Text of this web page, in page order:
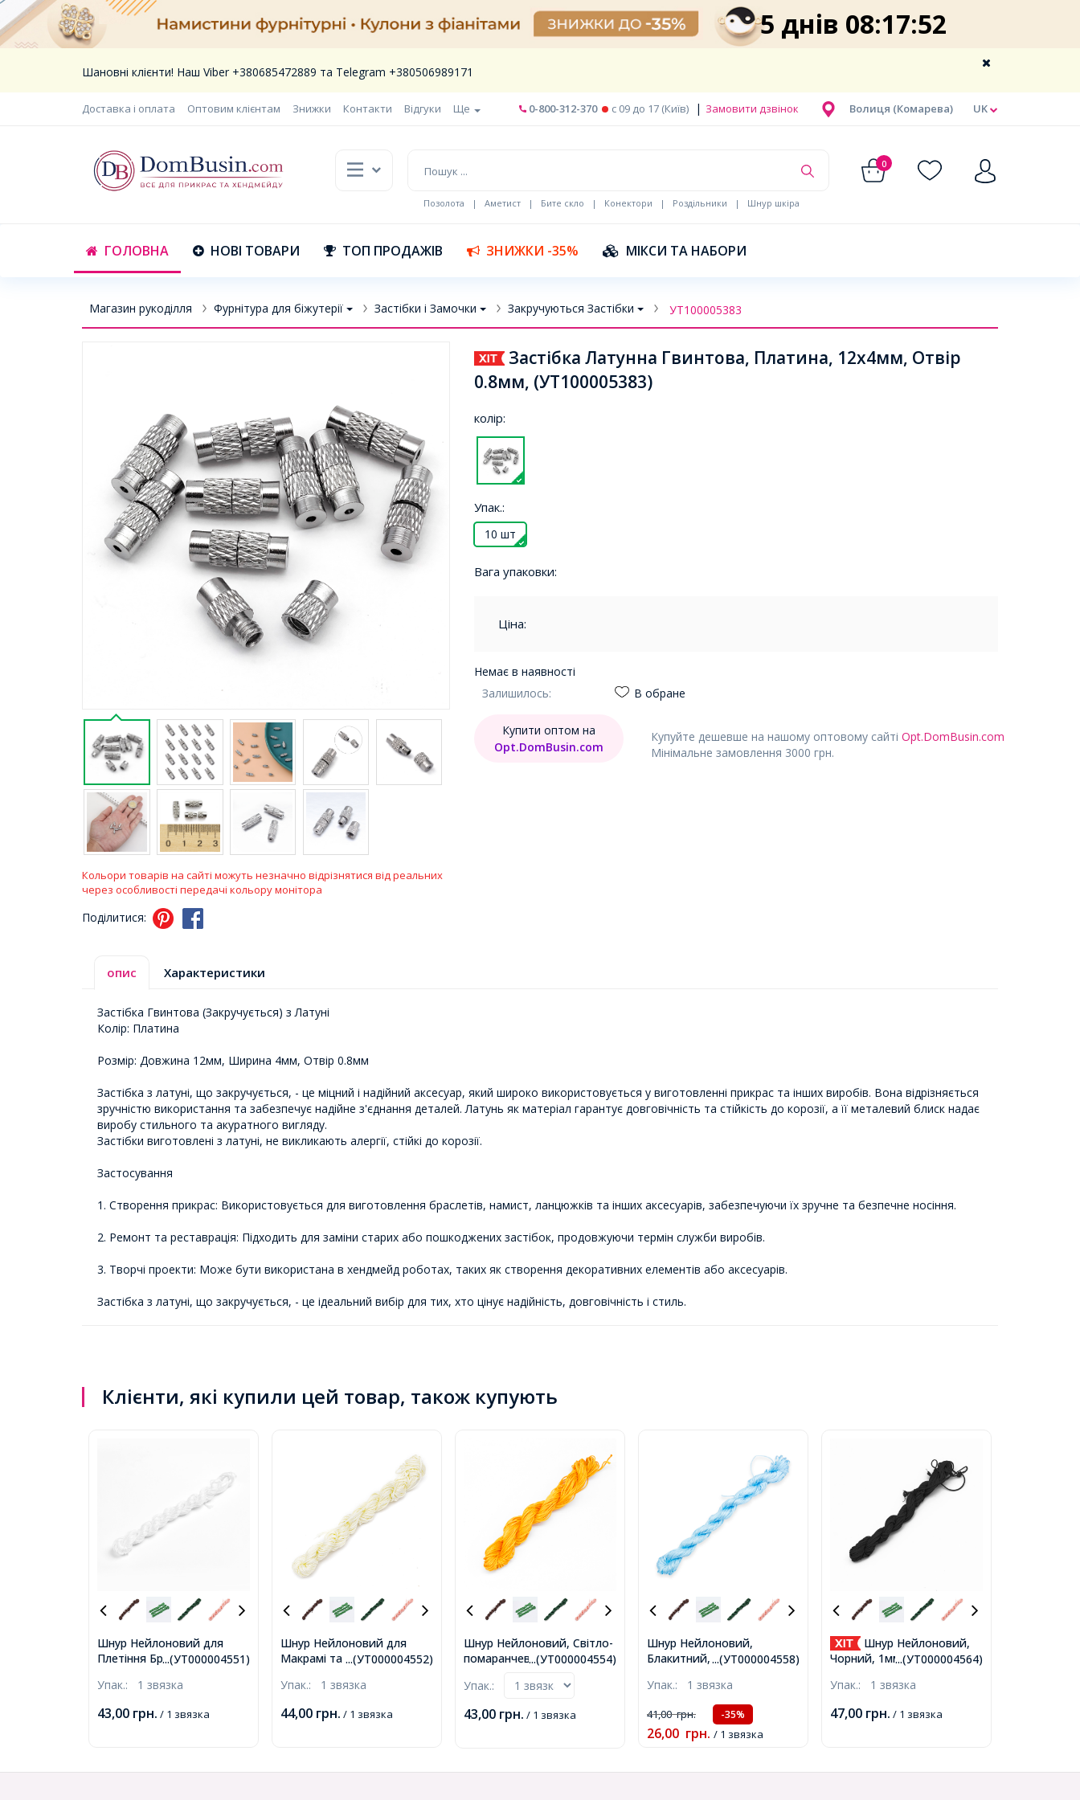
5 днів 08:17:52
Шановні клієнти! Наш Viber +380685472889 та Telegram +380506989171
Доставка і оплата Оптовим клієнтам Знижки Контакти Відгуки Ще UK
Волиця (Комарева)
0-800-312-370 c 09 до 17 (Київ) | Замовити дзвінок
0
Позолота | Аметист | Бите скло | Конектори | Роздільники | Шнур шкіра
ГОЛОВНА НОВІ ТОВАРИ ТОП ПРОДАЖІВ ЗНИЖКИ -35% МІКСИ ТА НАБОРИ
Магазин рукоділля Фурнітура для біжутерії Застібки і Замочки Закручуються Застібки УТ100005383
Кольори товарів на сайті можуть незначно відрізнятися від реальних
через особливості передачі кольору монітора
Поділитися:
Застібка Латунна Гвинтова, Платина, 12x4мм, Отвір
0.8мм, (УТ100005383)
колір:
Упак.:
10 шт
Вага упаковки:
Ціна:
Немає в наявності
Залишилось:
В обране
Купуйте дешевше на нашому оптовому сайті Opt.DomBusin.com
Мінімальне замовлення 3000 грн.
Купити оптом на
Opt.DomBusin.com
опис Характеристики
Застібка Гвинтова (Закручується) з Латуні
Колір: Платина
Розмір: Довжина 12мм, Ширина 4мм, Отвір 0.8мм
Застібка з латуні, що закручується, - це міцний і надійний аксесуар, який широко використовується у виготовленні прикрас та інших виробів. Вона відрізняється
зручністю використання та забезпечує надійне з'єднання деталей. Латунь як матеріал гарантує довговічність та стійкість до корозії, а її металевий блиск надає
виробу стильного та акуратного вигляду.
Застібки виготовлені з латуні, не викликають алергії, стійкі до корозії.
Застосування
1. Створення прикрас: Використовується для виготовлення браслетів, намист, ланцюжків та інших аксесуарів, забезпечуючи їх зручне та безпечне носіння.
2. Ремонт та реставрація: Підходить для заміни старих або пошкоджених застібок, продовжуючи термін служби виробів.
3. Творчі проекти: Може бути використана в хендмейд роботах, таких як створення декоративних елементів або аксесуарів.
Застібка з латуні, що закручується, - це ідеальний вибір для тих, хто цінує надійність, довговічність і стиль.
Клієнти, які купили цей товар, також купують
...(УТ000004551)
Шнур Нейлоновий для
Плетіння Браслетів
Білий, 1мм, близько 24м/
Упак.: 1 звязка
43,00 грн. / 1 звязка
...(УТ000004552)
Шнур Нейлоновий для
Макрамі та Біжутерії,
близько 24м/зв'язка,
Упак.: 1 звязка
44,00 грн. / 1 звязка
...(УТ000004554)
Шнур Нейлоновий, Світло-
помаранчевий, 1мм,
(УТ000004554)
Упак.:
43,00 грн. / 1 звязка
...(УТ000004558)
Шнур Нейлоновий,
Блакитний, 1мм, близько
Упак.: 1 звязка
41,00грн. -35%
26,00 грн. / 1 звязка
...(УТ000004564)
Шнур Нейлоновий,
Чорний, 1мм, близько 24м
Упак.: 1 звязка
47,00 грн. / 1 звязка